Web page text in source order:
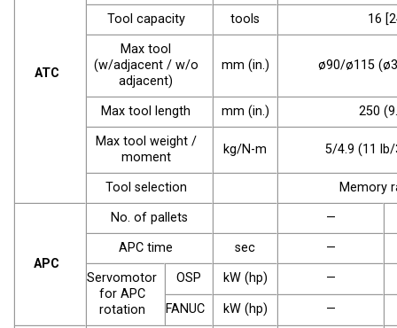
ATC
Tool capacity
tools
16
Max tool
(w/adjacent / w/o
adjacent)
mm (in.) ø90/ø115
Max tool length mm (in.)
250
Max tool weight /
moment
kg/N-m 5/4.9 (11
Tool selection Memory
APC
No. of pallets
—
APC time
sec
—
Servomotor
for APC
rotation
OSP kW (hp) —
FANUC kW (hp) —